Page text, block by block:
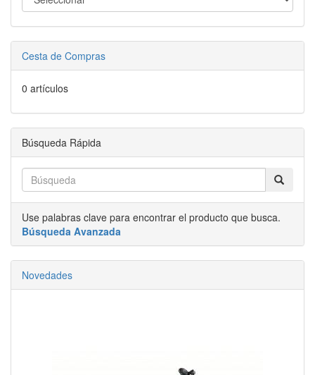
Cesta de Compras
0 artículos
Búsqueda Rápida
Use palabras clave para encontrar el producto que busca.
Búsqueda Avanzada
Novedades